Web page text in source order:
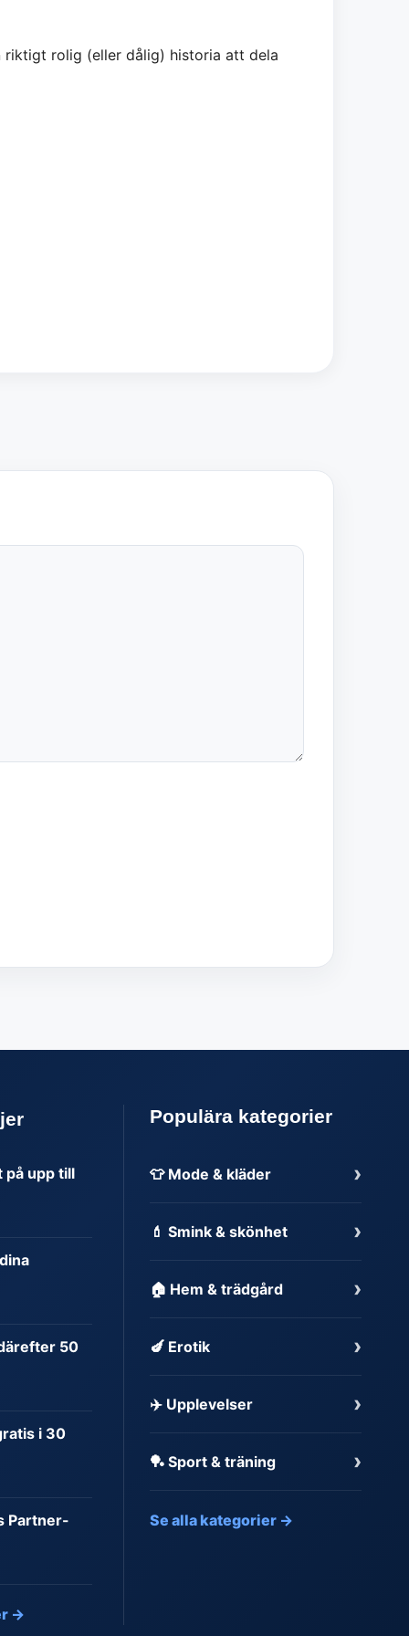
riktigt rolig (eller dålig) historia att dela
på upp till
50
i 30
Partner-
→
Populära kategorier
👕 Mode & kläder ›
💄 Smink & skönhet ›
🏠 Hem & trädgård ›
🍆 Erotik ›
✈️ Upplevelser ›
🏓 Sport & träning ›
Se alla kategorier →